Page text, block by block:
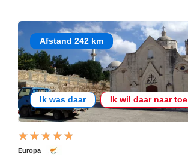
Afstand 242 km
Ik was daar Ik wil daar naar toe
Europa